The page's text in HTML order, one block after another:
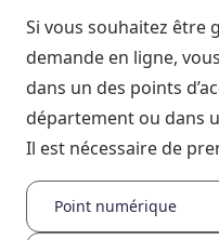
Si vous souhaitez être
demande en ligne,
dans un des points
département ou dans
Il est nécessaire de
Point numérique